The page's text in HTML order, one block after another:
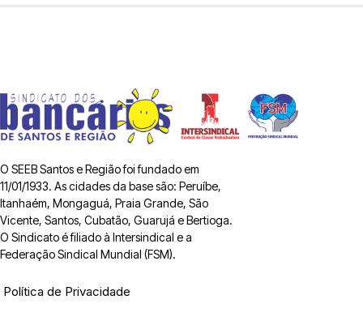
O SEEB Santos e Região foi fundado em
11/01/1933. As cidades da base são: Peruíbe,
Itanhaém, Mongaguá, Praia Grande, São
Vicente, Santos, Cubatão, Guarujá e Bertioga.
O Sindicato é filiado à Intersindical e a
Federação Sindical Mundial (FSM).
Política de Privacidade